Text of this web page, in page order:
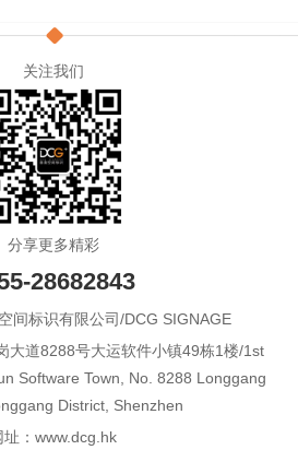
关注我们
分享更多精彩
28682843
间标识有限公司/DCG SIGNAGE
大道8288号大运软件小镇49栋1楼/1st
Software Town, No. 8288 Longgang
District, Shenzhen
址：www.dcg.hk